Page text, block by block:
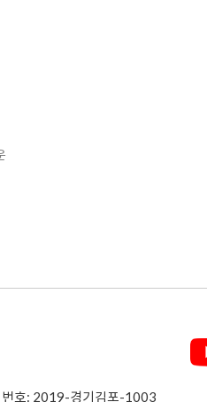
번호: 2019-경기김포-1003